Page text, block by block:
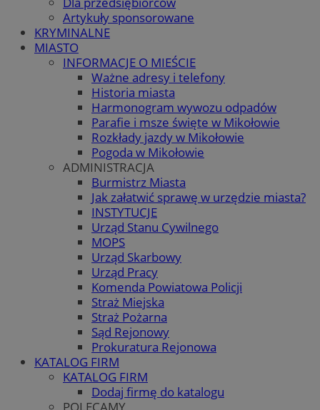
Artykuły sponsorowane
KRYMINALNE
MIASTO
INFORMACJE O MIEŚCIE
Ważne adresy i telefony
Historia miasta
Harmonogram wywozu odpadów
Parafie i msze święte w Mikołowie
Rozkłady jazdy w Mikołowie
Pogoda w Mikołowie
ADMINISTRACJA
Burmistrz Miasta
Jak załatwić sprawę w urzędzie miasta?
INSTYTUCJE
Urząd Stanu Cywilnego
MOPS
Urząd Skarbowy
Urząd Pracy
Komenda Powiatowa Policji
Straż Miejska
Straż Pożarna
Sąd Rejonowy
Prokuratura Rejonowa
KATALOG FIRM
KATALOG FIRM
Dodaj firmę do katalogu